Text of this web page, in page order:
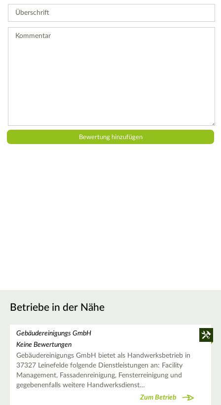
eine
Betriebe in der Nähe
Gebäudereinigungs GmbH
Keine Bewertungen
Gebäudereinigungs GmbH bietet als Handwerksbetrieb in
37327 Leinefelde folgende Dienstleistungen an: Facility
Management, Fassadenreinigung, Fensterreinigung und
gegebenenfalls weitere Handwerksdienst…
Zum Betrieb